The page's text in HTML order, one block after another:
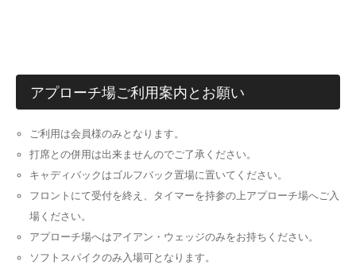
アプローチ場ご利用案内とお願い
ご利用は会員様のみとなります。
打席との併用は出来ませんのでご了承ください。
キャディバックはゴルフバック置場に置いてください。
フロントにて受付を終え、タイマーを持参の上アプローチ場へご入
場ください。
アプローチ場へはアイアン・ウェッジのみをお持ちください。
ソフトスパイクのみ入場可となります。